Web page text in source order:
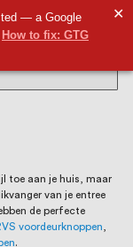
— a Google
How to fix: GTG
✕
met
producten
In onze
assortiment
meer dan
artikelen
toe aan je huis, maar
van je entree
de perfecte
voordeurknoppen
.